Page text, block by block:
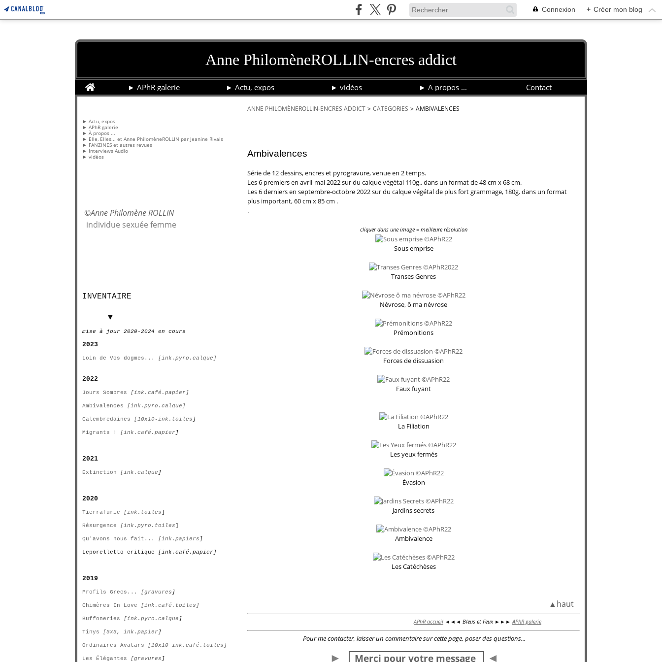
Connexion + Créer mon blog
Anne PhilomèneROLLIN-encres addict
Home ► APhR galerie ► Actu, expos ► vidéos ► À propos ... Contact
► Actu, expos
► APhR galerie
► À propos ...
► Elle, Elles... et Anne PhilomèneROLLIN par Jeanine Rivais
► FANZINES et autres revues
► Interviews Audio
► vidéos
©Anne Philomène ROLLIN
individue sexuée femme
INVENTAIRE
▼
mise à jour 2020-2024 en cours
2023
Loin de Vos dogmes... [ink.pyro.calque]
2022
Jours Sombres [ink.café.papier]
Ambivalences [ink.pyro.calque]
Calembredaines [10x10-ink.toiles ]
Migrants ! [ink.café.papier ]
2021
Extinction [ink.calque ]
2020
Tierrafurie [ink.toiles]
Résurgence [ink.pyro.toiles]
Qu'avons nous fait... [ink.papiers ]
Leporelletto critique [ink.café.papier]
2019
Profils Grecs... [gravures ]
Chimères In Love [ink.café.toiles]
Buffoneries [ink.pyro.calque ]
Tinys [5x5, ink.papier ]
Ordinaires Avatars [10x10 ink.café.toiles]
Les Élégantes [gravures ]
ANNE PHILOMÈNEROLLIN-ENCRES ADDICT > CATEGORIES > AMBIVALENCES
Ambivalences
Série de 12 dessins, encres et pyrogravure, venue en 2 temps.
Les 6 premiers en avril-mai 2022 sur du calque végétal 110g., dans un format de 48 cm x 68 cm.
Les 6 derniers en septembre-octobre 2022 sur du calque végétal de plus fort grammage, 180g. dans un format
plus important, 60 cm x 85 cm .
.
cliquer dans une image = meilleure résolution
Sous emprise
Transes Genres
Névrose, ô ma névrose
Prémonitions
Forces de dissuasion
Faux fuyant
La Filiation
Les yeux fermés
Évasion
Jardins secrets
Ambivalence
Les Catéchèses
▲haut
APhR accueil ◄◄◄ Bleus et Feux ►►►APhR galerie
Pour me contacter, laisser un commentaire sur cette page, poser des questions...
► Merci pour votre message ◄